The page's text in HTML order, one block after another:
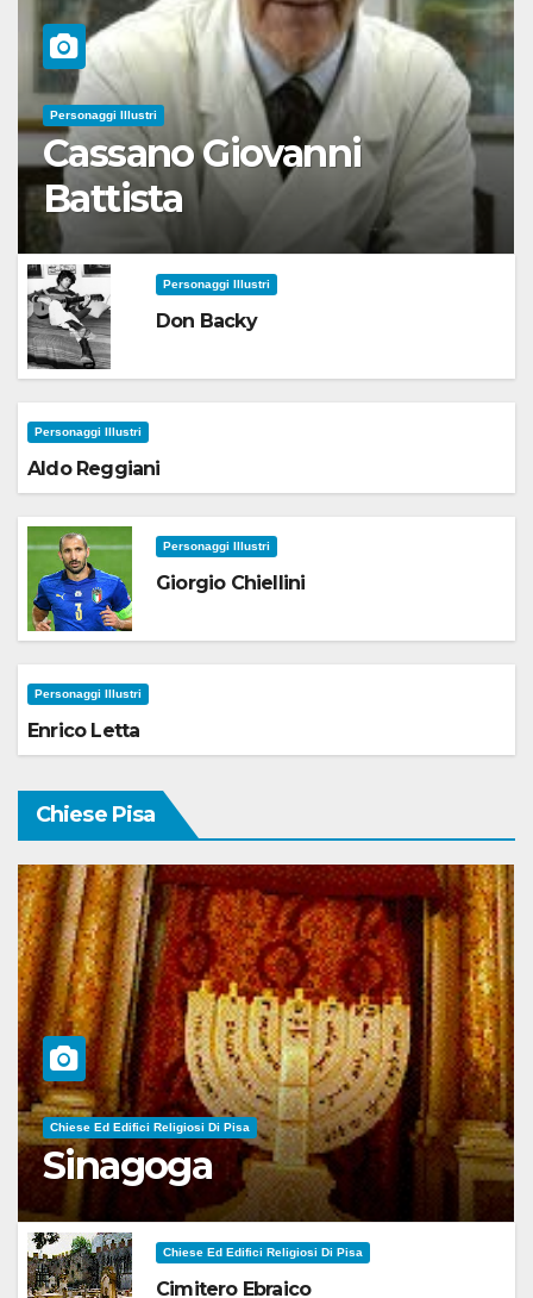
Personaggi Illustri
Cassano Giovanni
Battista
Personaggi Illustri
Don Backy
Personaggi Illustri
Aldo Reggiani
Personaggi Illustri
Giorgio Chiellini
Personaggi Illustri
Enrico Letta
Chiese Pisa
Chiese Ed Edifici Religiosi Di Pisa
Sinagoga
Chiese Ed Edifici Religiosi Di Pisa
Cimitero Ebraico